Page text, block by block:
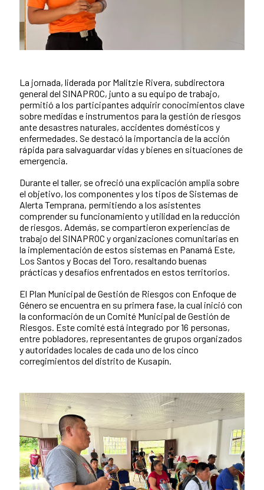
La jornada, liderada por Malitzie Rivera, subdirectora
general del SINAPROC, junto a su equipo de trabajo,
permitió a los participantes adquirir conocimientos clave
sobre medidas e instrumentos para la gestión de riesgos
ante desastres naturales, accidentes domésticos y
enfermedades. Se destacó la importancia de la acción
rápida para salvaguardar vidas y bienes en situaciones de
emergencia.
Durante el taller, se ofreció una explicación amplia sobre
el objetivo, los componentes y los tipos de Sistemas de
Alerta Temprana, permitiendo a los asistentes
comprender su funcionamiento y utilidad en la reducción
de riesgos. Además, se compartieron experiencias de
trabajo del SINAPROC y organizaciones comunitarias en
la implementación de estos sistemas en Panamá Este,
Los Santos y Bocas del Toro, resaltando buenas
prácticas y desafíos enfrentados en estos territorios.
El Plan Municipal de Gestión de Riesgos con Enfoque de
Género se encuentra en su primera fase, la cual inició con
la conformación de un Comité Municipal de Gestión de
Riesgos. Este comité está integrado por 16 personas,
entre pobladores, representantes de grupos organizados
y autoridades locales de cada uno de los cinco
corregimientos del distrito de Kusapín.